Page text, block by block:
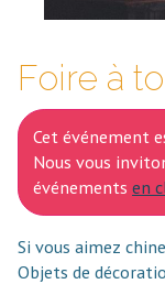
Foire à
Cet événement
Nous vous
événementsen
Si vous aimez
Objets de